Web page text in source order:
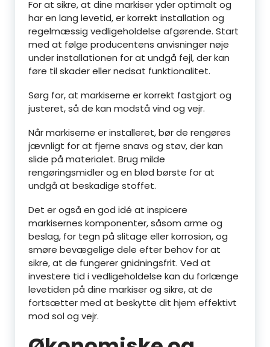
For at sikre, at dine markiser yder optimalt og
har en lang levetid, er korrekt installation og
regelmæssig vedligeholdelse afgørende. Start
med at følge producentens anvisninger nøje
under installationen for at undgå fejl, der kan
føre til skader eller nedsat funktionalitet.
Sørg for, at markiserne er korrekt fastgjort og
justeret, så de kan modstå vind og vejr.
Når markiserne er installeret, bør de rengøres
jævnligt for at fjerne snavs og støv, der kan
slide på materialet. Brug milde
rengøringsmidler og en blød børste for at
undgå at beskadige stoffet.
Det er også en god idé at inspicere
markisernes komponenter, såsom arme og
beslag, for tegn på slitage eller korrosion, og
smøre bevægelige dele efter behov for at
sikre, at de fungerer gnidningsfrit. Ved at
investere tid i vedligeholdelse kan du forlænge
levetiden på dine markiser og sikre, at de
fortsætter med at beskytte dit hjem effektivt
mod sol og vejr.